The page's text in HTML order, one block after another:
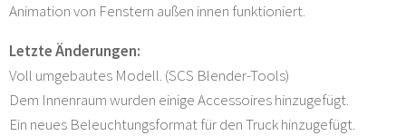
Animation von Fenstern außen innen funktioniert.
Letzte Änderungen:
Voll umgebautes Modell. (SCS Blender-Tools)
Dem Innenraum wurden einige Accessoires hinzugefügt.
Ein neues Beleuchtungsformat für den Truck hinzugefügt.